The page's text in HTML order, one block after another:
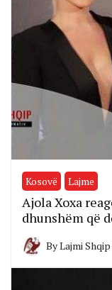
Kosovë Lajme
Ajola Xoxa
dhunshëm që
ByLajmi Shqip